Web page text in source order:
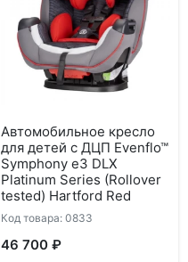
Автомобильное кресло
для детей с ДЦП Evenflo™
Symphony e3 DLX
Platinum Series (Rollover
tested) Hartford Red
Код товара: 0833
46 700 ₽